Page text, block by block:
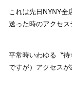
これは先日NYNY全
送った時のアクセス
平常時いわゆる〝
ですが）アクセスが